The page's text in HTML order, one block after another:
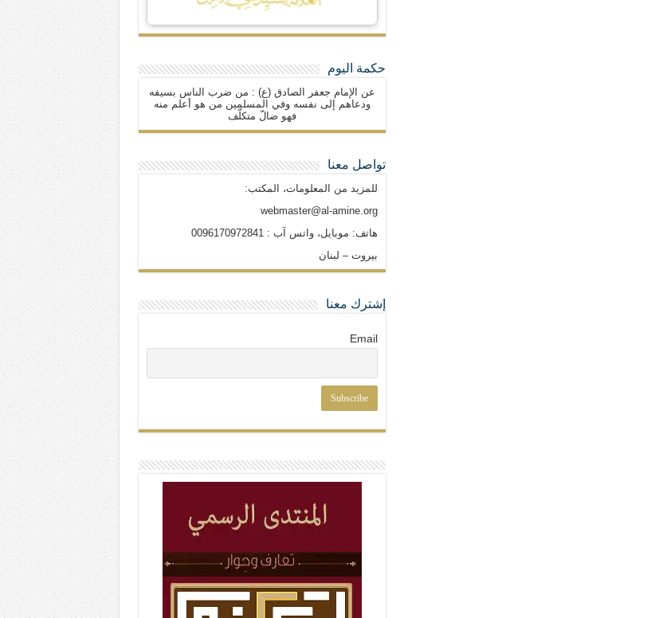
حكمة اليوم
عن الإمام جعفر الصادق (ع) : من ضرب الناس بسيفه
ودعاهم إلى نفسه وفي المسلمين من هو أعلم منه
فهو ضالّ متكلّف
تواصل معنا
للمزيد من المعلومات، المكتب:
webmaster@al-amine.org
هاتف: موبايل، واتس آب : 0096170972841
بيروت – لبنان
إشترك معنا
Email